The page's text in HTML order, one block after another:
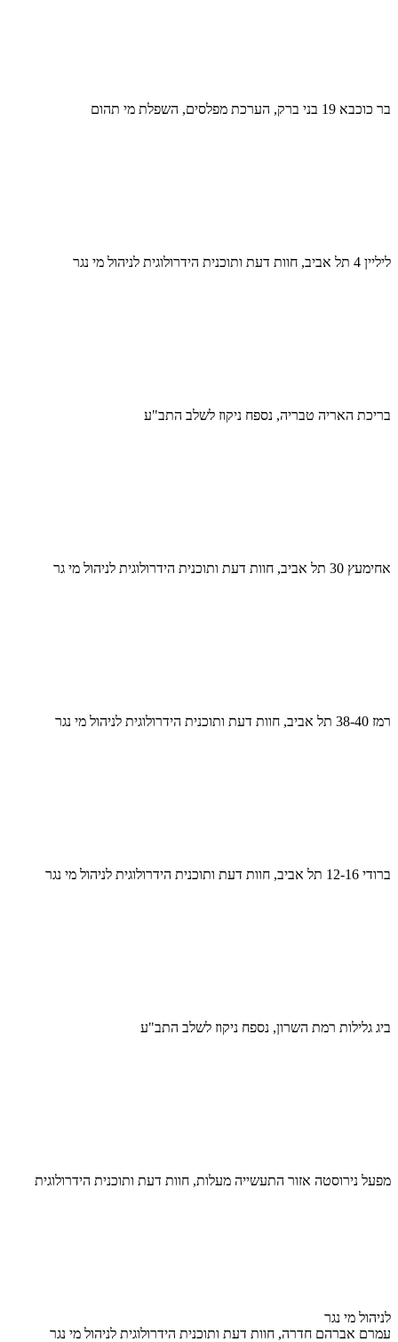
בר כוכבא 19 בני ברק, הערכת מפלסים, השפלת מי תהום
ליליין 4 תל אביב, חוות דעת ותוכנית הידרולוגית לניהול מי נגר
בריכת האריה טבריה, נספח ניקוז לשלב התב"ע
אחימעץ 30 תל אביב, חוות דעת ותוכנית הידרולוגית לניהול מי גר
רמז 38-40 תל אביב, חוות דעת ותוכנית הידרולוגית לניהול מי נגר
ברודי 12-16 תל אביב, חוות דעת ותוכנית הידרולוגית לניהול מי נגר
ביג גלילות רמת השרון, נספח ניקוז לשלב התב"ע
מפעל נירוסטה אזור התעשייה מעלות, חוות דעת ותוכנית הידרולוגית
לניהול מי נגר
עמרם אברהם חדרה, חוות דעת ותוכנית הידרולוגית לניהול מי נגר